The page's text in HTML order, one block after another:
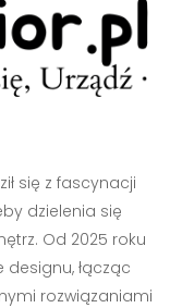
się z fascynacji
dzielenia się
Od 2025 roku
łącząc
rozwiązaniami